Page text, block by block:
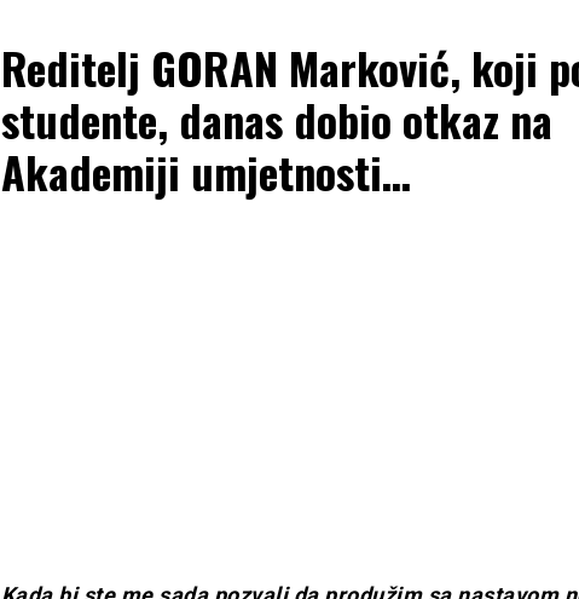
Reditelj GORAN Marković, koji
studente, danas dobio otkaz na
Akademiji umjetnosti…